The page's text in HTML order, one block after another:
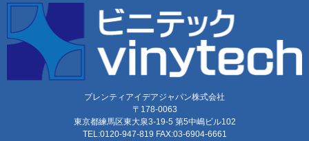
プレンティアイデアジャパン株式会社
〒178-0063
東京都練馬区東大泉3-19-5 第5中嶋ビル102
TEL:0120-947-819 FAX:03-6904-6661